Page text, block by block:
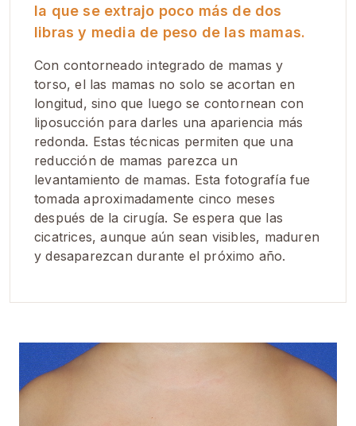
la que se extrajo poco más de dos
libras y media de peso de las mamas.
Con contorneado integrado de mamas y
torso, el las mamas no solo se acortan en
longitud, sino que luego se contornean con
liposucción para darles una apariencia más
redonda. Estas técnicas permiten que una
reducción de mamas parezca un
levantamiento de mamas. Esta fotografía fue
tomada aproximadamente cinco meses
después de la cirugía. Se espera que las
cicatrices, aunque aún sean visibles, maduren
y desaparezcan durante el próximo año.